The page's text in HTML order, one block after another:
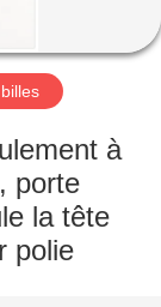
à
porte
la tête
polie